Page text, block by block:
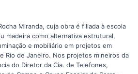
Miranda, cuja obra é filiada à escola
madeira como alternativa estrutural,
e mobiliário em projetos em
Rio de Janeiro. Nos projetos mineiros da
do Diretor da Cia. de Telefones,